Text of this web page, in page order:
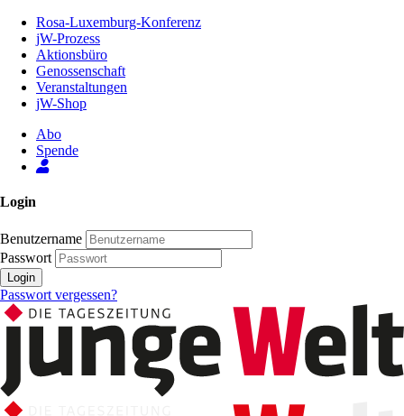
Inhalt
Seite
Rosa-Luxemburg-Konferenz
jW-Prozess
Aktionsbüro
Genossenschaft
Veranstaltungen
jW-Shop
Abo
Spende
Login
Benutzername
Passwort
Login
Passwort vergessen?